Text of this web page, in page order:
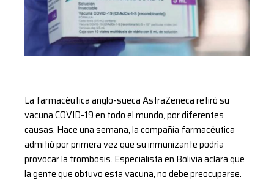
La farmacéutica anglo-sueca AstraZeneca retiró su
vacuna COVID-19 en todo el mundo, por diferentes
causas. Hace una semana, la compañía farmacéutica
admitió por primera vez que su inmunizante podría
provocar la trombosis. Especialista en Bolivia aclara que
la gente que obtuvo esta vacuna, no debe preocuparse.